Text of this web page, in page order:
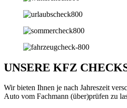
UNSERE KFZ
Wir bieten Ihnen je nach Jahreszeit
Auto vom Fachmann (über)prüfen zu